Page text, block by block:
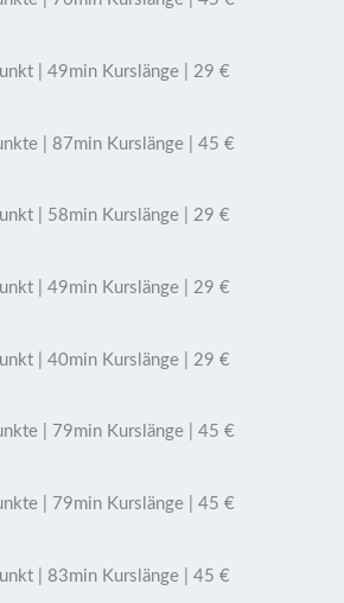
| 49min Kurslänge | 29 €
| 87min Kurslänge | 45 €
| 58min Kurslänge | 29 €
| 49min Kurslänge | 29 €
| 40min Kurslänge | 29 €
| 79min Kurslänge | 45 €
| 79min Kurslänge | 45 €
| 83min Kurslänge | 45 €